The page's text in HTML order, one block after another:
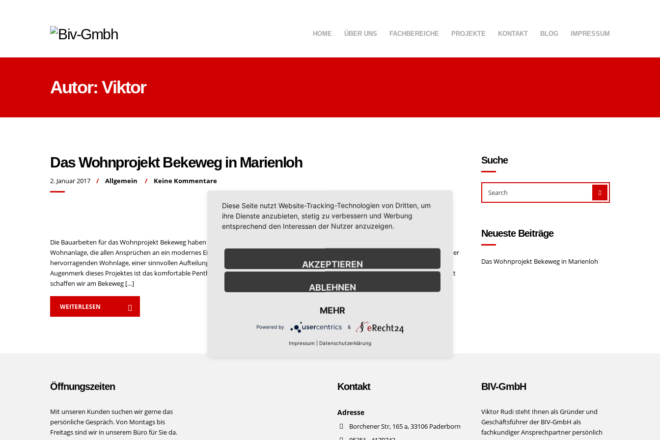
HOME ÜBER UNS FACHBEREICHE PROJEKTE KONTAKT BLOG IMPRESSUM
Autor:Viktor
Das Wohnprojekt Bekeweg in Marienloh
2. Januar 2017 Allgemein Keine Kommentare
Die Bauarbeiten für das Wohnprojekt Bekeweg haben begonnen! Aktuelle Termine für die Rohbaubesichtigung! Hier entsteht eine neue
Wohnanlage, die allen Ansprüchen an ein modernes Eigenheim gerecht wird. Geteilt in zwei Gebäude besticht das Wohnprojekt u.A. mit einer
hervorragenden Wohnlage, einer sinnvollen Aufteilung der Zimmer, sowie einer effizienten Konzepetion der Objekte. Ein besonders
Augenmerk dieses Projektes ist das komfortable Penthouse, sowie die beiden großzügig geschnittenen Maisonette-Wohnungen. Insgesamt
schaffen wir am Bekeweg […]
WEITERLESEN
Suche
FOR:
Neueste Beiträge
Das Wohnprojekt Bekeweg in Marienloh
Öffnungszeiten
Mit unseren Kunden suchen wir gerne das
persönliche Gespräch. Von Montags bis
Freitags sind wir in unserem Büro für Sie da.
Kontakt
Adresse
Borchener Str, 165 a, 33106 Paderborn
BIV-GmbH
Viktor Rudi steht Ihnen als Gründer und
Geschäftsführer der BIV-GmbH als
fachkundiger Ansprechpartner persönlich
Diese Seite nutzt Website-Tracking-Technologien von Dritten, um
ihre Dienste anzubieten, stetig zu verbessern und Werbung
entsprechend den Interessen der Nutzer anzuzeigen.
AKZEPTIEREN
ABLEHNEN
MEHR
Powered by &
Impressum Datenschutzerklärung